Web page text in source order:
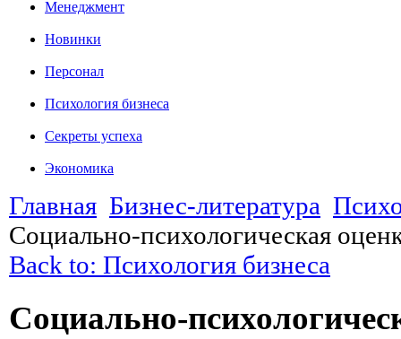
Менеджмент
Новинки
Персонал
Психология бизнеса
Секреты успеха
Экономика
Главная Бизнес-литература
Социально-психологическая
Back to: Психология бизнеса
Социально-